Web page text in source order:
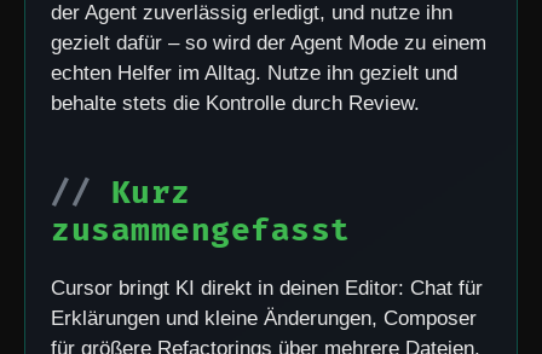
der Agent zuverlässig erledigt, und nutze ihn
gezielt dafür – so wird der Agent Mode zu einem
echten Helfer im Alltag. Nutze ihn gezielt und
behalte stets die Kontrolle durch Review.
Kurz
zusammengefasst
Cursor bringt KI direkt in deinen Editor: Chat für
Erklärungen und kleine Änderungen, Composer
für größere Refactorings über mehrere Dateien,